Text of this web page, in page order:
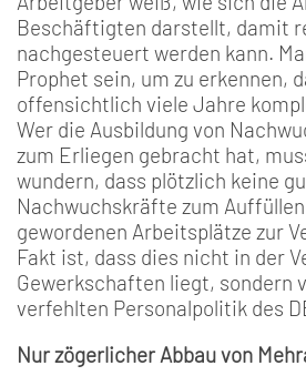
Beschäftigten darstellt, damit
nachgesteuert werden kann.
Prophet sein, um zu erkennen,
offensichtlich viele Jahre
Wer die Ausbildung von
zum Erliegen gebracht hat,
wundern, dass plötzlich keine
Nachwuchskräfte zum
gewordenen Arbeitsplätze zur
Fakt ist, dass dies nicht in der
Gewerkschaften liegt, sondern
verfehlten Personalpolitik des
Nur zögerlicher Abbau von